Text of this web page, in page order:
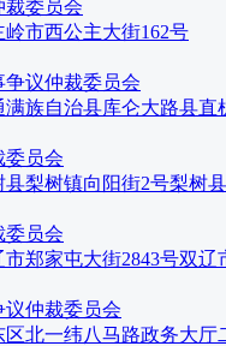
裁委员会
市西公主大街162号
议仲裁委员会
族自治县库仑大路县直
委员会
梨树镇向阳街2号梨树
委员会
郑家屯大街2843号双
议仲裁委员会
北一纬八马路政务大厅